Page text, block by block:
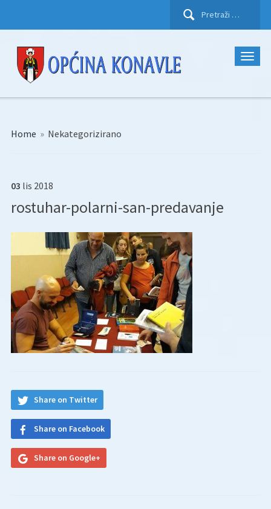
Pretraži:
Home » Nekategorizirano
03 lis 2018
rostuhar-polarni-san-predavanje
Share on Twitter
Share on Facebook
Share on Google+